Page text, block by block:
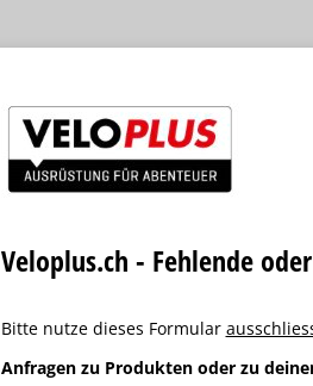
Veloplus.ch - Fehlende
Bitte nutze dieses Formular
Anfragen zu Produkten oder zu